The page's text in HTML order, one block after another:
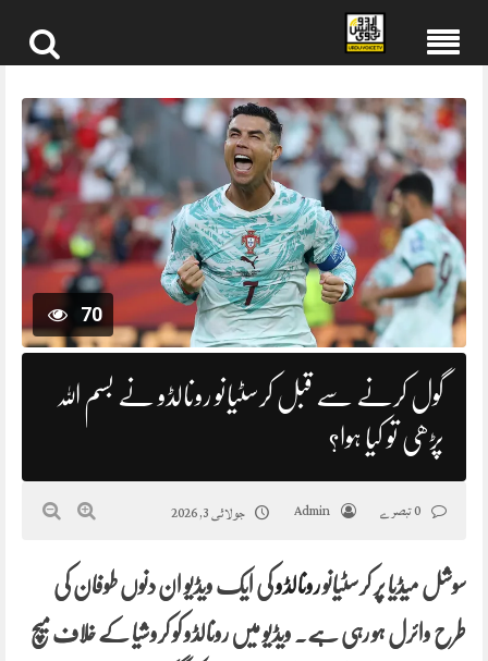
content
70
گول کرنے سے قبل کرسٹیانو رونالڈو نے بسم اللہ
پڑھی تو کیا ہوا؟
Admin جولائی 3, 2026
سوشل میڈیا پر کرسٹیانورونالڈوکی ایک ویڈیو ان دنوں طوفان کی
طرح وائرل ہو رہی ہے۔ ویڈیو میں رونالڈو کو کروشیا کے خلاف میچ